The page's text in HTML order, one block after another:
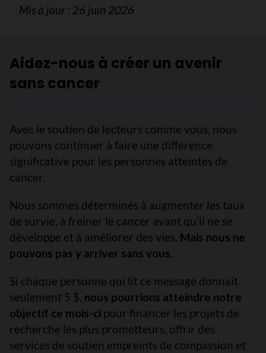
Mis à jour : 26 juin 2026
Aidez-nous à créer un avenir
sans cancer
Avec le soutien de lecteurs comme vous, nous
pouvons continuer à faire une différence
significative pour les personnes atteintes de
cancer.
Nous sommes déterminés à augmenter les taux
de survie, à freiner le cancer avant qu’il ne se
développe et à améliorer des vies. Mais nous ne
pouvons pas y arriver sans vous.
Si chaque personne qui lit ce message donnait
seulement 5 $, nous pourrions atteindre notre
objectif ce mois-ci pour financer les projets de
recherche les plus prometteurs, offrir des
services de soutien empreints de compassion et